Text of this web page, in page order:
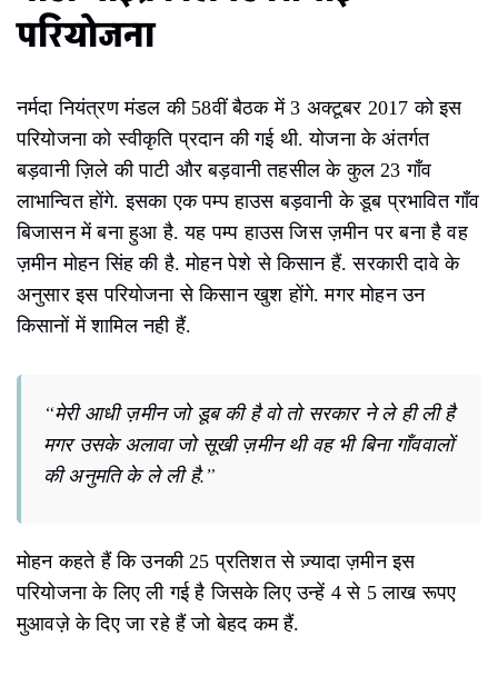
परियोजना
नर्मदा नियंत्रण मंडल की 58वीं बैठक में 3 अक्टूबर 2017 को इस
परियोजना को स्वीकृति प्रदान की गई थी. योजना के अंतर्गत
बड़वानी ज़िले की पाटी और बड़वानी तहसील के कुल 23 गाँव
लाभान्वित होंगे. इसका एक पम्प हाउस बड़वानी के डूब प्रभावित गाँव
बिजासन में बना हुआ है. यह पम्प हाउस जिस ज़मीन पर बना है वह
ज़मीन मोहन सिंह की है. मोहन पेशे से किसान हैं. सरकारी दावे के
अनुसार इस परियोजना से किसान खुश होंगे. मगर मोहन उन
किसानों में शामिल नही हैं.
“मेरी आधी ज़मीन जो डूब की है वो तो सरकार ने ले ही ली है
मगर उसके अलावा जो सूखी ज़मीन थी वह भी बिना गाँववालों
की अनुमति के ले ली है.”
मोहन कहते हैं कि उनकी 25 प्रतिशत से ज़्यादा ज़मीन इस
परियोजना के लिए ली गई है जिसके लिए उन्हें 4 से 5 लाख रूपए
मुआवज़े के दिए जा रहे हैं जो बेहद कम हैं.